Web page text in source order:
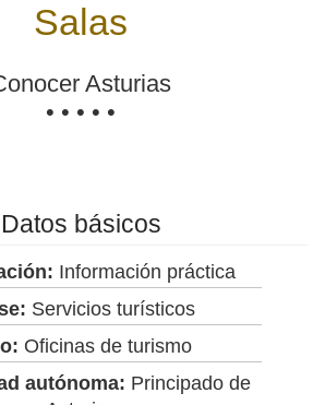
Salas
Asturias
• • • • •
Datos básicos
Información práctica
Servicios turísticos
Oficinas de turismo
autónoma: Principado de